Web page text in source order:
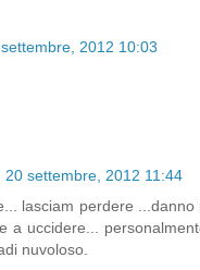
2012 10:03
20 settembre, 2012 11:44
lasciam perdere ...danno
a uccidere...
nuvoloso.